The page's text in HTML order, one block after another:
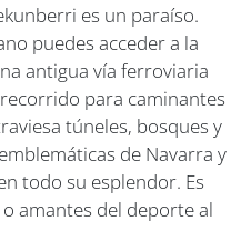
es un paraíso.
puedes acceder a la
antigua vía ferroviaria
para caminantes
túneles, bosques y
de Navarra y
todo su esplendor. Es
amantes del deporte al